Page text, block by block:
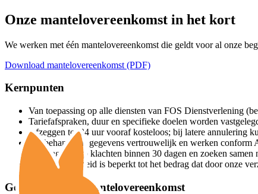
Onze mantelovereenkomst in het kort
We werken met één mantelovereenkomst die geldt voor al onze
Download mantelovereenkomst (PDF)
Kernpunten
Van toepassing op alle diensten van FOS Dienstverlening
Tariefafspraken, duur en specifieke doelen worden
Afzeggen tot 24 uur vooraf kosteloos; bij latere annulering
Wij behandelen gegevens vertrouwelijk en werken
Wij reageren op klachten binnen 30 dagen en zoeken samen
Aansprakelijkheid is beperkt tot het bedrag dat door onze
Gebruik van de mantelovereenkomst